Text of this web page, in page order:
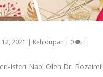
12, 2021 | Kehidupan | 0 |
Isteri Nabi Oleh Dr. Rozaimi!